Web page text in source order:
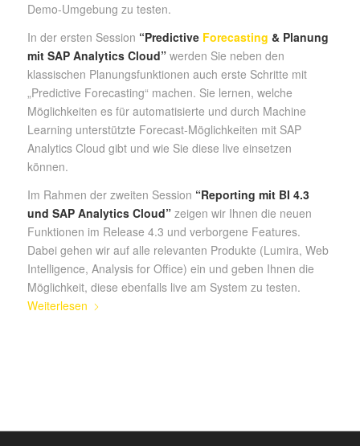
Demo-Umgebung zu testen.
In der ersten Session “Predictive Forecasting & Planung
mit SAP Analytics Cloud”werden Sie neben den
klassischen Planungsfunktionen auch erste Schritte mit
„Predictive Forecasting“ machen. Sie lernen, welche
Möglichkeiten es für automatisierte und durch Machine
Learning unterstützte Forecast-Möglichkeiten mit SAP
Analytics Cloud gibt und wie Sie diese live einsetzen
können.
Im Rahmen der zweiten Session “Reporting mit BI 4.3
und SAP Analytics Cloud”zeigen wir Ihnen die neuen
Funktionen im Release 4.3 und verborgene Features.
Dabei gehen wir auf alle relevanten Produkte (Lumira, Web
Intelligence, Analysis for Office) ein und geben Ihnen die
Möglichkeit, diese ebenfalls live am System zu testen.
Weiterlesen